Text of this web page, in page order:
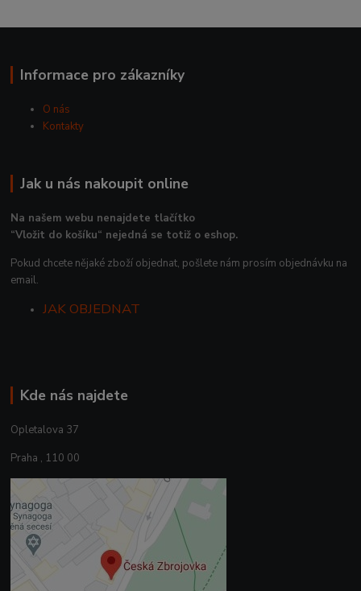
Informace pro zákazníky
O nás
Kontakty
Jak u nás nakoupit online
Na našem webu nenajdete tlačítko
“Vložit do košíku“ nejedná se totiž o eshop.
Pokud chcete nějaké zboží objednat, pošlete nám prosím objednávku na
email.
JAK OBJEDNAT
Kde nás najdete
Opletalova 37
Praha , 110 00